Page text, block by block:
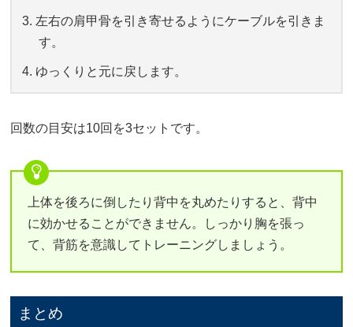
左右の肩甲骨を引き寄せるようにケーブルを引きま
す。
ゆっくりと元に戻します。
回数の目安は10回を3セットです。
上体を後ろに倒したり背中を丸めたりすると、背中
に効かせることができません。しっかり胸を張っ
て、背筋を意識してトレーニングしましょう。
まとめ